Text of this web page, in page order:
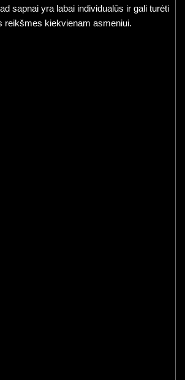
sapnai yra labai individualūs ir gali turėti
reikšmes kiekvienam asmeniui.